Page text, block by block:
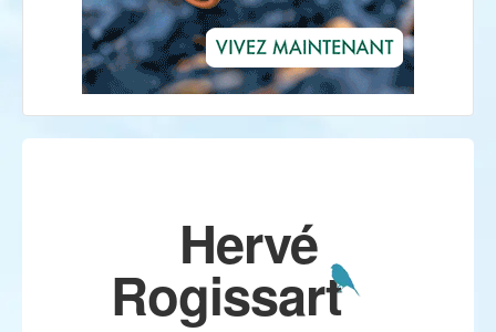
Hervé
Rogissart